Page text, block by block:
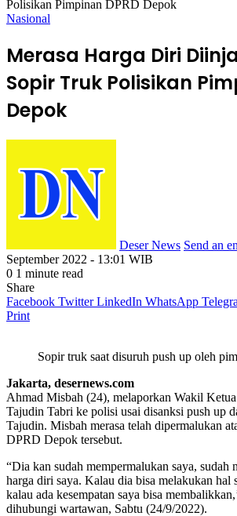
Polisikan Pimpinan DPRD Depok
Nasional
Merasa Harga Diri
Sopir Truk Polisikan
Depok
Deser News Send an
September 2022 - 13:01 WIB
0 1 minute read
Share
Facebook Twitter LinkedIn WhatsApp
Print
Sopir truk saat disuruh push up oleh
Jakarta, desernews.com
Ahmad Misbah (24), melaporkan Wakil
Tajudin Tabri ke polisi usai disanksi push up
Tajudin. Misbah merasa telah dipermalukan
DPRD Depok tersebut.
“Dia kan sudah mempermalukan saya, sudah
harga diri saya. Kalau dia bisa melakukan hal
kalau ada kesempatan saya bisa
dihubungi wartawan, Sabtu (24/9/2022).